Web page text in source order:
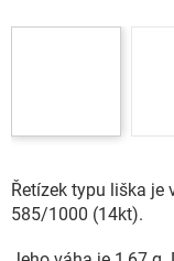
Řetízek typu liška je
585/1000 (14kt).